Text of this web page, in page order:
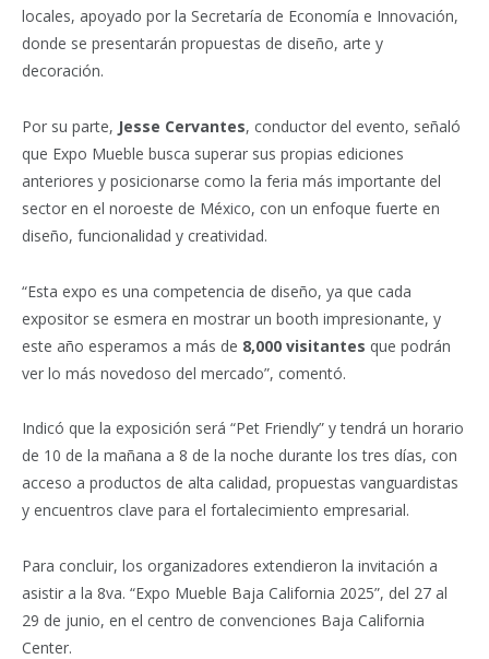
locales, apoyado por la Secretaría de Economía e Innovación,
donde se presentarán propuestas de diseño, arte y
decoración.
Por su parte, Jesse Cervantes, conductor del evento, señaló
que Expo Mueble busca superar sus propias ediciones
anteriores y posicionarse como la feria más importante del
sector en el noroeste de México, con un enfoque fuerte en
diseño, funcionalidad y creatividad.
“Esta expo es una competencia de diseño, ya que cada
expositor se esmera en mostrar un booth impresionante, y
este año esperamos a más de 8,000 visitantes que podrán
ver lo más novedoso del mercado”, comentó.
Indicó que la exposición será “Pet Friendly” y tendrá un horario
de 10 de la mañana a 8 de la noche durante los tres días, con
acceso a productos de alta calidad, propuestas vanguardistas
y encuentros clave para el fortalecimiento empresarial.
Para concluir, los organizadores extendieron la invitación a
asistir a la 8va. “Expo Mueble Baja California 2025”, del 27 al
29 de junio, en el centro de convenciones Baja California
Center.